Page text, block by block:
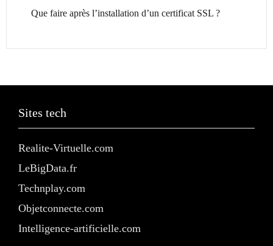
Que faire après l’installation d’un certificat SSL ?
Sites tech
Realite-Virtuelle.com
LeBigData.fr
Technplay.com
Objetconnecte.com
Intelligence-artificielle.com